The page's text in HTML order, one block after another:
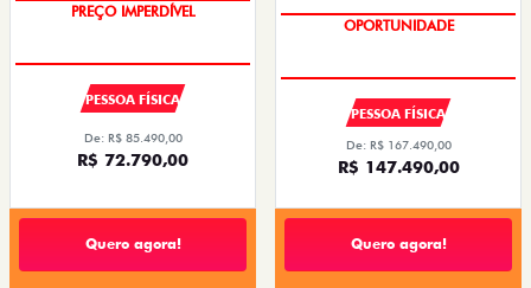
SUPER DESCONTO
PESSOA FÍSICA
De: R$ 85.490,00
R$ 72.790,00
Quero agora!
SUPERVALORIZAÇÃO DO USADO
PESSOA FÍSICA
De: R$ 167.490,00
R$ 147.490,00
Quero agora!